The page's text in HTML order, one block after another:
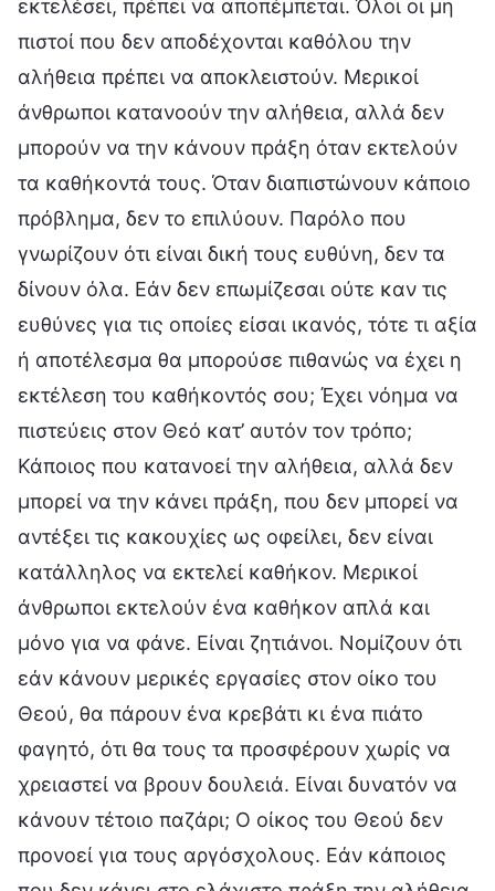
εκτελέσει, πρέπει να αποπέμπεται. Όλοι οι μη
πιστοί που δεν αποδέχονται καθόλου την
αλήθεια πρέπει να αποκλειστούν. Μερικοί
άνθρωποι κατανοούν την αλήθεια, αλλά δεν
μπορούν να την κάνουν πράξη όταν εκτελούν
τα καθήκοντά τους. Όταν διαπιστώνουν κάποιο
πρόβλημα, δεν το επιλύουν. Παρόλο που
γνωρίζουν ότι είναι δική τους ευθύνη, δεν τα
δίνουν όλα. Εάν δεν επωμίζεσαι ούτε καν τις
ευθύνες για τις οποίες είσαι ικανός, τότε τι αξία
ή αποτέλεσμα θα μπορούσε πιθανώς να έχει η
εκτέλεση του καθήκοντός σου; Έχει νόημα να
πιστεύεις στον Θεό κατ’ αυτόν τον τρόπο;
Κάποιος που κατανοεί την αλήθεια, αλλά δεν
μπορεί να την κάνει πράξη, που δεν μπορεί να
αντέξει τις κακουχίες ως οφείλει, δεν είναι
κατάλληλος να εκτελεί καθήκον. Μερικοί
άνθρωποι εκτελούν ένα καθήκον απλά και
μόνο για να φάνε. Είναι ζητιάνοι. Νομίζουν ότι
εάν κάνουν μερικές εργασίες στον οίκο του
Θεού, θα πάρουν ένα κρεβάτι κι ένα πιάτο
φαγητό, ότι θα τους τα προσφέρουν χωρίς να
χρειαστεί να βρουν δουλειά. Είναι δυνατόν να
κάνουν τέτοιο παζάρι; Ο οίκος του Θεού δεν
προνοεί για τους αργόσχολους. Εάν κάποιος